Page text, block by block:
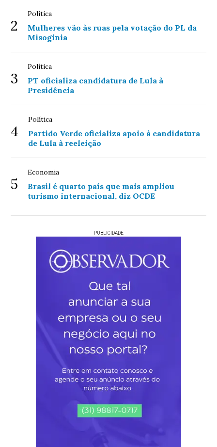
2
Política
Mulheres vão às ruas pela votação do PL da
Misoginia
3
Política
PT oficializa candidatura de Lula à
Presidência
4
Política
Partido Verde oficializa apoio à candidatura
de Lula à reeleição
5
Economia
Brasil é quarto país que mais ampliou
turismo internacional, diz OCDE
PUBLICIDADE